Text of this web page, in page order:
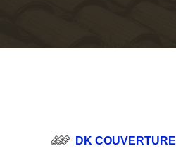
DK COUVERTURE